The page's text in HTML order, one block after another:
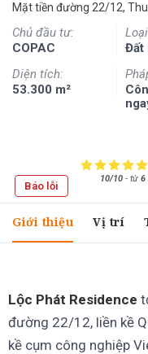
Mặt tiền đường 22/12,
Chủ đầu tư:
COPAC
Đất
Diện tích:
53.300 m²
Báo lỗi
10/10- từ 6
Giới thiệu Vị trí
Lộc Phát Residence
đường 22/12, liền kề
kề cụm công nghiệp